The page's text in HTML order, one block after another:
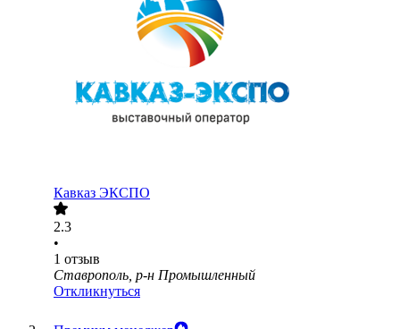
Кавказ ЭКСПО
2.3
•
1 отзыв
Ставрополь, р-н Промышленный
Откликнуться